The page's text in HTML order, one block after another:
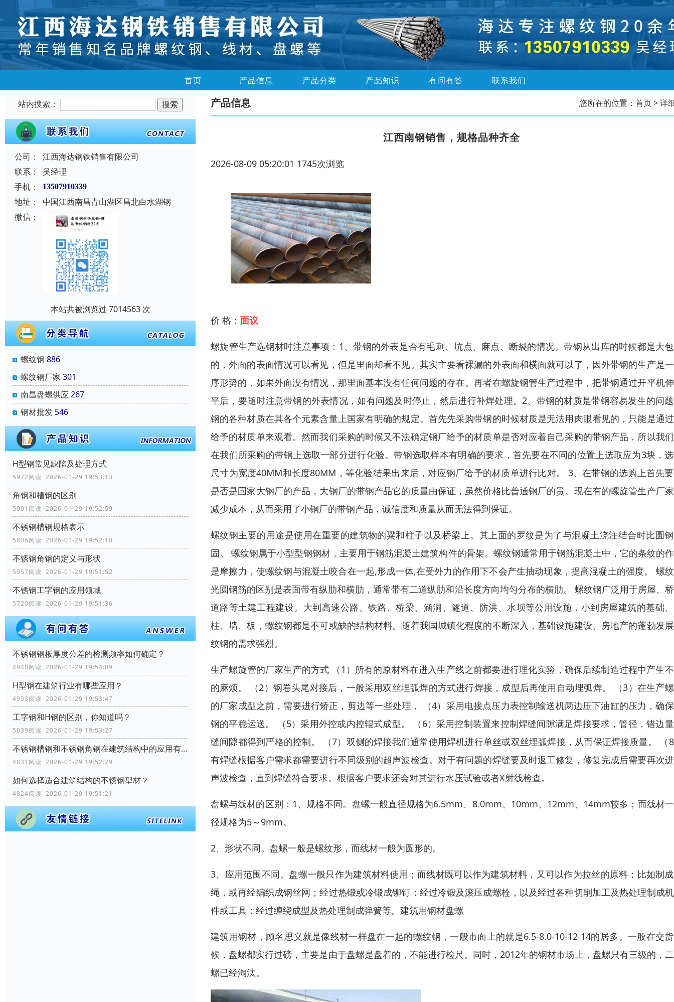
首页 产品信息 产品分类 产品知识 有问有答 联系我们
站内搜索：
公司：
江西海达钢铁销售有限公司
联系：
吴经理
手机：
13507910339
地址：
中国江西南昌青山湖区昌北白水湖钢
微信：
本站共被浏览过 7014563 次
螺纹钢 886
螺纹钢厂家 301
南昌盘螺供应267
钢材批发 546
H型钢常见缺陷及处理方式
5972阅读 2026-01-29 19:53:13
角钢和槽钢的区别
5901阅读 2026-01-29 19:52:59
不锈钢槽钢规格表示
5806阅读 2026-01-29 19:52:10
不锈钢角钢的定义与形状
5957阅读 2026-01-29 19:51:52
不锈钢工字钢的应用领域
5720阅读 2026-01-29 19:51:36
不锈钢钢板厚度公差的检测频率如何确定？
4940阅读 2026-01-29 19:54:09
H型钢在建筑行业有哪些应用？
4933阅读 2026-01-29 19:53:47
工字钢和H钢的区别，你知道吗？
5039阅读 2026-01-29 19:53:27
不锈钢槽钢和不锈钢角钢在建筑结构中的应用有何区别？
4831阅读 2026-01-29 19:52:29
如何选择适合建筑结构的不锈钢型材？
4824阅读 2026-01-29 19:51:21
产品信息 您所在的位置： 首页> 详
江西南钢销售，规格品种齐全
2026-08-09 05:20:01 1745次浏览
价 格： 面议
螺旋管生产选钢材时注意事项：1、带钢的外表是否有毛刺、坑点、麻点、断裂的情况。带钢从出库的时候都是大
的，外面的表面情况可以看见，但是里面却看不见。其实主要看裸漏的外表面和横面就可以了，因外带钢的生产是
序形势的，如果外面没有情况，那里面基本没有任何问题的存在。再者在螺旋钢管生产过程中，把带钢通过开平机
平后，要随时注意带钢的外表情况，如有问题及时停止，然后进行补焊处理。2、带钢的材质是带钢容易发生的问
钢的各种材质在其各个元素含量上国家有明确的规定。首先先采购带钢的时候材质是无法用肉眼看见的，只能是通
给予的材质单来观看。然而我们采购的时候又不法确定钢厂给予的材质单是否对应着自己采购的带钢产品，所以我
在我们所采购的带钢上选取一部分进行化验。带钢选取样本有明确的要求，首先要在不同的位置上选取应为3块，
尺寸为宽度40MM和长度80MM，等化验结果出来后，对应钢厂给予的材质单进行比对。 3、在带钢的选购上首先
是否是国家大钢厂的产品，大钢厂的带钢产品它的质量由保证，虽然价格比普通钢厂的贵。现在有的螺旋管生产厂
减少成本，从而采用了小钢厂的带钢产品，诚信度和质量从而无法得到保证。
螺纹钢主要的用途是使用在重要的建筑物的粱和柱子以及桥梁上。其上面的罗纹是为了与混凝土浇注结合时比圆
固。 螺纹钢属于小型型钢钢材，主要用于钢筋混凝土建筑构件的骨架。螺纹钢通常用于钢筋混凝土中，它的条纹的
是摩擦力，使螺纹钢与混凝土咬合在一起,形成一体,在受外力的作用下不会产生抽动现象，提高混凝土的强度。 螺
光圆钢筋的区别是表面带有纵肋和横肋，通常带有二道纵肋和沿长度方向均匀分布的横肋。 螺纹钢广泛用于房屋、
道路等土建工程建设。大到高速公路、铁路、桥梁、涵洞、隧道、防洪、水坝等公用设施，小到房屋建筑的基础
柱、墙、板，螺纹钢都是不可或缺的结构材料。随着我国城镇化程度的不断深入，基础设施建设、房地产的蓬勃发
纹钢的需求强烈。
生产螺旋管的厂家生产的方式 （1）所有的原材料在进入生产线之前都要进行理化实验，确保后续制造过程中产生
的麻烦。 （2）钢卷头尾对接后，一般采用双丝埋弧焊的方式进行焊接，成型后再使用自动埋弧焊。 （3）在生产
的厂家成型之前，需要进行矫正，剪边等一些处理， （4）采用电接点压力表控制输送机两边压下油缸的压力，确
钢的平稳运送。 （5）采用外控或内控辊式成型。 （6）采用控制装置来控制焊缝间隙满足焊接要求，管径，错边
缝间隙都得到严格的控制。 （7）双侧的焊接我们通常使用焊机进行单丝或双丝埋弧焊接，从而保证焊接质量。 （
有焊缝根据客户需求都需要进行不同级别的超声波检查。对于有问题的焊缝要及时返工修复，修复完成后需要再次
声波检查，直到焊缝符合要求。根据客户要求还会对其进行水压试验或者X射线检查。
盘螺与线材的区别：1、规格不同。盘螺一般直径规格为6.5mm、8.0mm、10mm、12mm、14mm较多；而线材
径规格为5～9mm。
2、形状不同。盘螺一般是螺纹形，而线材一般为圆形的。
3、应用范围不同。盘螺一般只作为建筑材料使用；而线材既可以作为建筑材料，又可以作为拉丝的原料；比如制
绳，或再经编织成钢丝网；经过热锻或冷锻成铆钉；经过冷锻及滚压成螺栓，以及经过各种切削加工及热处理制成
件或工具；经过缠绕成型及热处理制成弹簧等。建筑用钢材盘螺
建筑用钢材，顾名思义就是像线材一样盘在一起的螺纹钢，一般市面上的就是6.5-8.0-10-12-14的居多。一般在交
候，盘螺都实行过磅，主要是由于盘螺是盘着的，不能进行检尺。同时，2012年的钢材市场上，盘螺只有三级的，
螺已经淘汰。